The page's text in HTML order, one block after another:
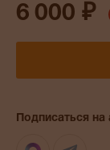
6 000 ₽
Подписаться на
Max